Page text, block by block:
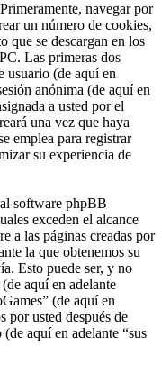
navegar por
un número de cookies,
que se descargan en los
Las primeras dos
usuario (de aquí en
anónima (de aquí en
a usted por el
una vez que haya
emplea para registrar
su experiencia de
software phpBB
exceden el alcance
a las páginas creadas por
la que obtenemos su
Esto puede ser, y no
aquí en adelante
(de aquí en
por usted después de
aquí en adelante “sus